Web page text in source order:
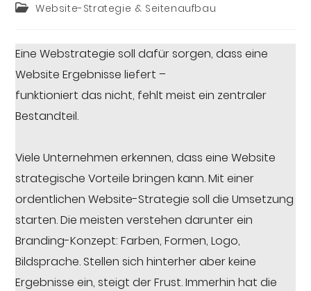
Website-Strategie & Seitenaufbau
Eine Webstrategie soll dafür sorgen, dass eine
Website Ergebnisse liefert –
funktioniert das nicht, fehlt meist ein zentraler
Bestandteil.
Viele Unternehmen erkennen, dass eine Website
strategische Vorteile bringen kann. Mit einer
ordentlichen Website-Strategie soll die Umsetzung
starten. Die meisten verstehen darunter ein
Branding-Konzept: Farben, Formen, Logo,
Bildsprache. Stellen sich hinterher aber keine
Ergebnisse ein, steigt der Frust. Immerhin hat die